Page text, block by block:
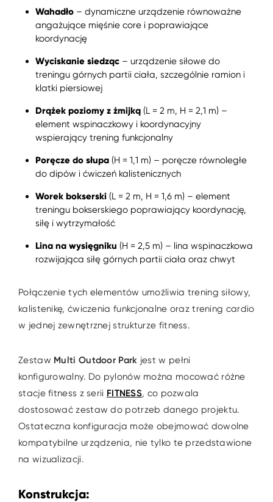
Wahadło – dynamiczne urządzenie równoważne
angażujące mięśnie core i poprawiające
koordynację
Wyciskanie siedząc – urządzenie siłowe do
treningu górnych partii ciała, szczególnie ramion i
klatki piersiowej
Drążek poziomy z żmijką (L = 2 m, H = 2,1 m) –
element wspinaczkowy i koordynacyjny
wspierający trening funkcjonalny
Poręcze do słupa (H = 1,1 m) – poręcze równoległe
do dipów i ćwiczeń kalistenicznych
Worek bokserski (L = 2 m, H = 1,6 m) – element
treningu bokserskiego poprawiający koordynację,
siłę i wytrzymałość
Lina na wysięgniku (H = 2,5 m) – lina wspinaczkowa
rozwijająca siłę górnych partii ciała oraz chwyt
Połączenie tych elementów umożliwia trening siłowy,
kalistenikę, ćwiczenia funkcjonalne oraz trening cardio
w jednej zewnętrznej strukturze fitness.
Zestaw Multi Outdoor Park jest w pełni
konfigurowalny. Do pylonów można mocować różne
stacje fitness z serii FITNESS, co pozwala
dostosować zestaw do potrzeb danego projektu.
Ostateczna konfiguracja może obejmować dowolne
kompatybilne urządzenia, nie tylko te przedstawione
na wizualizacji.
Konstrukcja: